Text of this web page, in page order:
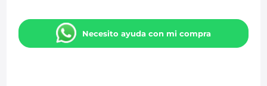
Necesito ayuda con mi compra